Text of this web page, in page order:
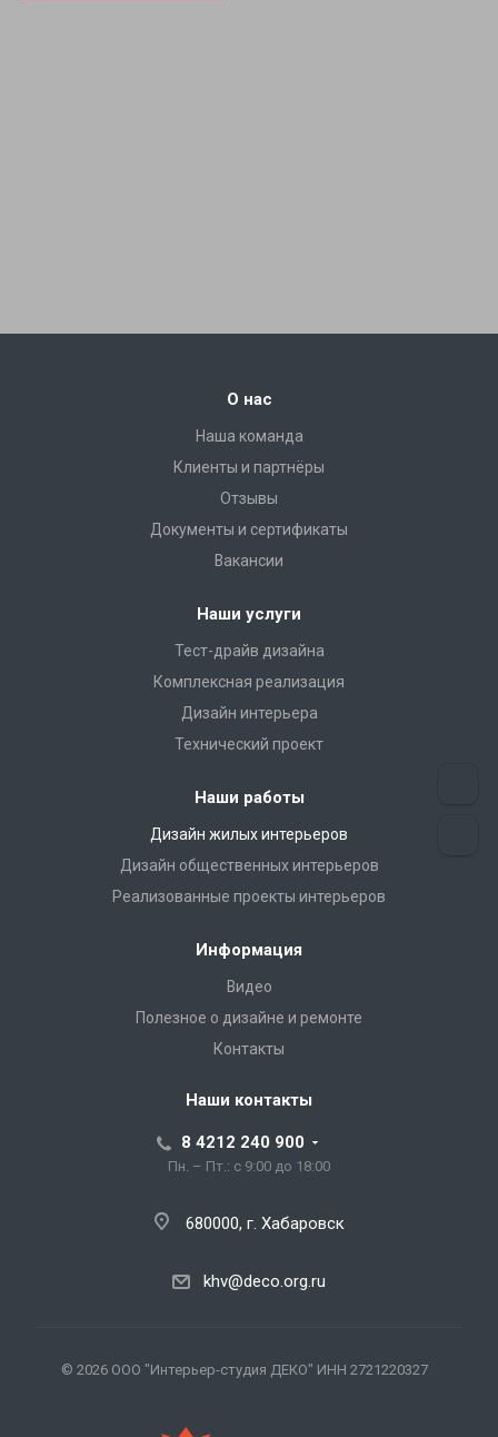
О нас
Наша команда
Клиенты и партнёры
Отзывы
Документы и сертификаты
Вакансии
Наши услуги
Тест-драйв дизайна
Комплексная реализация
Дизайн интерьера
Технический проект
Наши работы
Дизайн жилых интерьеров
Дизайн общественных интерьеров
Реализованные проекты интерьеров
Информация
Видео
Полезное о дизайне и ремонте
Контакты
Наши контакты
8 4212 240 900
Пн. – Пт.: с 9:00 до 18:00
680000, г. Хабаровск
khv@deco.org.ru
© 2026 ООО "Интерьер-студия ДЕКО" ИНН 2721220327